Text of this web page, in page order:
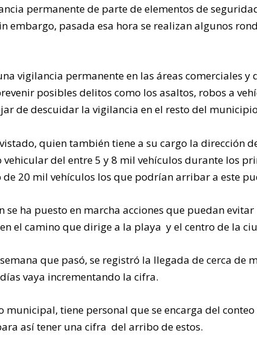
permanente de parte de elementos de
embargo, pasada esa hora se realizan algunos
vigilancia permanente en las áreas comerciales y
posibles delitos como los asaltos, robos a
de descuidar la vigilancia en el resto del
quien también tiene a su cargo la dirección
vehicular del entre 5 y 8 mil vehículos durante los
20 mil vehículos los que podrían arribar a este
se ha puesto en marcha acciones que puedan
el camino que dirige a la playa y el centro de la
que pasó, se registró la llegada de cerca de
vaya incrementando la cifra.
municipal, tiene personal que se encarga del
así tener una cifra del arribo de estos.